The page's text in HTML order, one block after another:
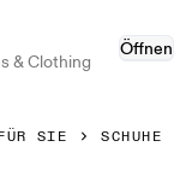
& Clothing
Öffnen
SIE SCHUHE